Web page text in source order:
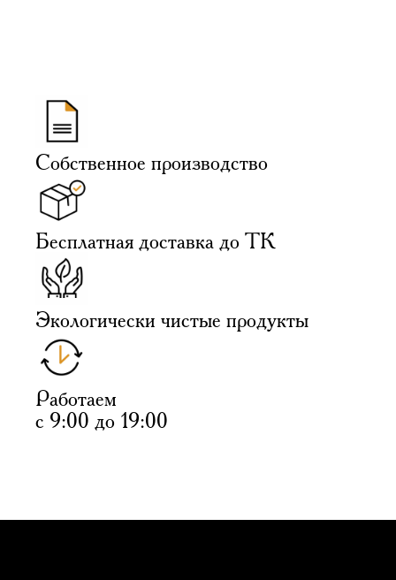
Собственное производство
Бесплатная доставка до ТК
Экологически чистые продукты
Работаем
с 9:00 до 19:00